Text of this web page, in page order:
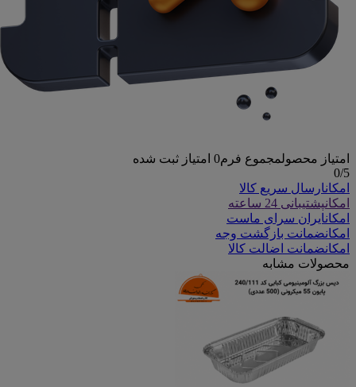
امتیاز محصولمجموع فرم0 امتیاز ثبت شده
0/5
امکانارسال سریع کالا
امکانپشتیبانی 24 ساعته
امکانایران سرای ماست
امکانضمانت بازگشت وجه
امکانضمانت اضالت کالا
محصولات مشابه